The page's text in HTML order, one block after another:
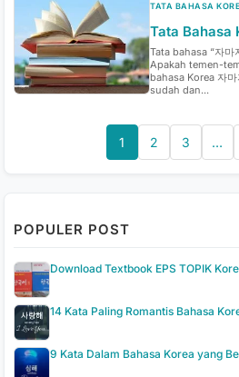
TATA BAHASA
Tata Bahasa
Tata bahasa “자
Apakah temen-
bahasa Korea 자
sudah dan...
1 2 3 …
POPULER POST
Download Textbook EPS TOPIK
14 Kata Paling Romantis Bahasa
9 Kata Dalam Bahasa Korea yang